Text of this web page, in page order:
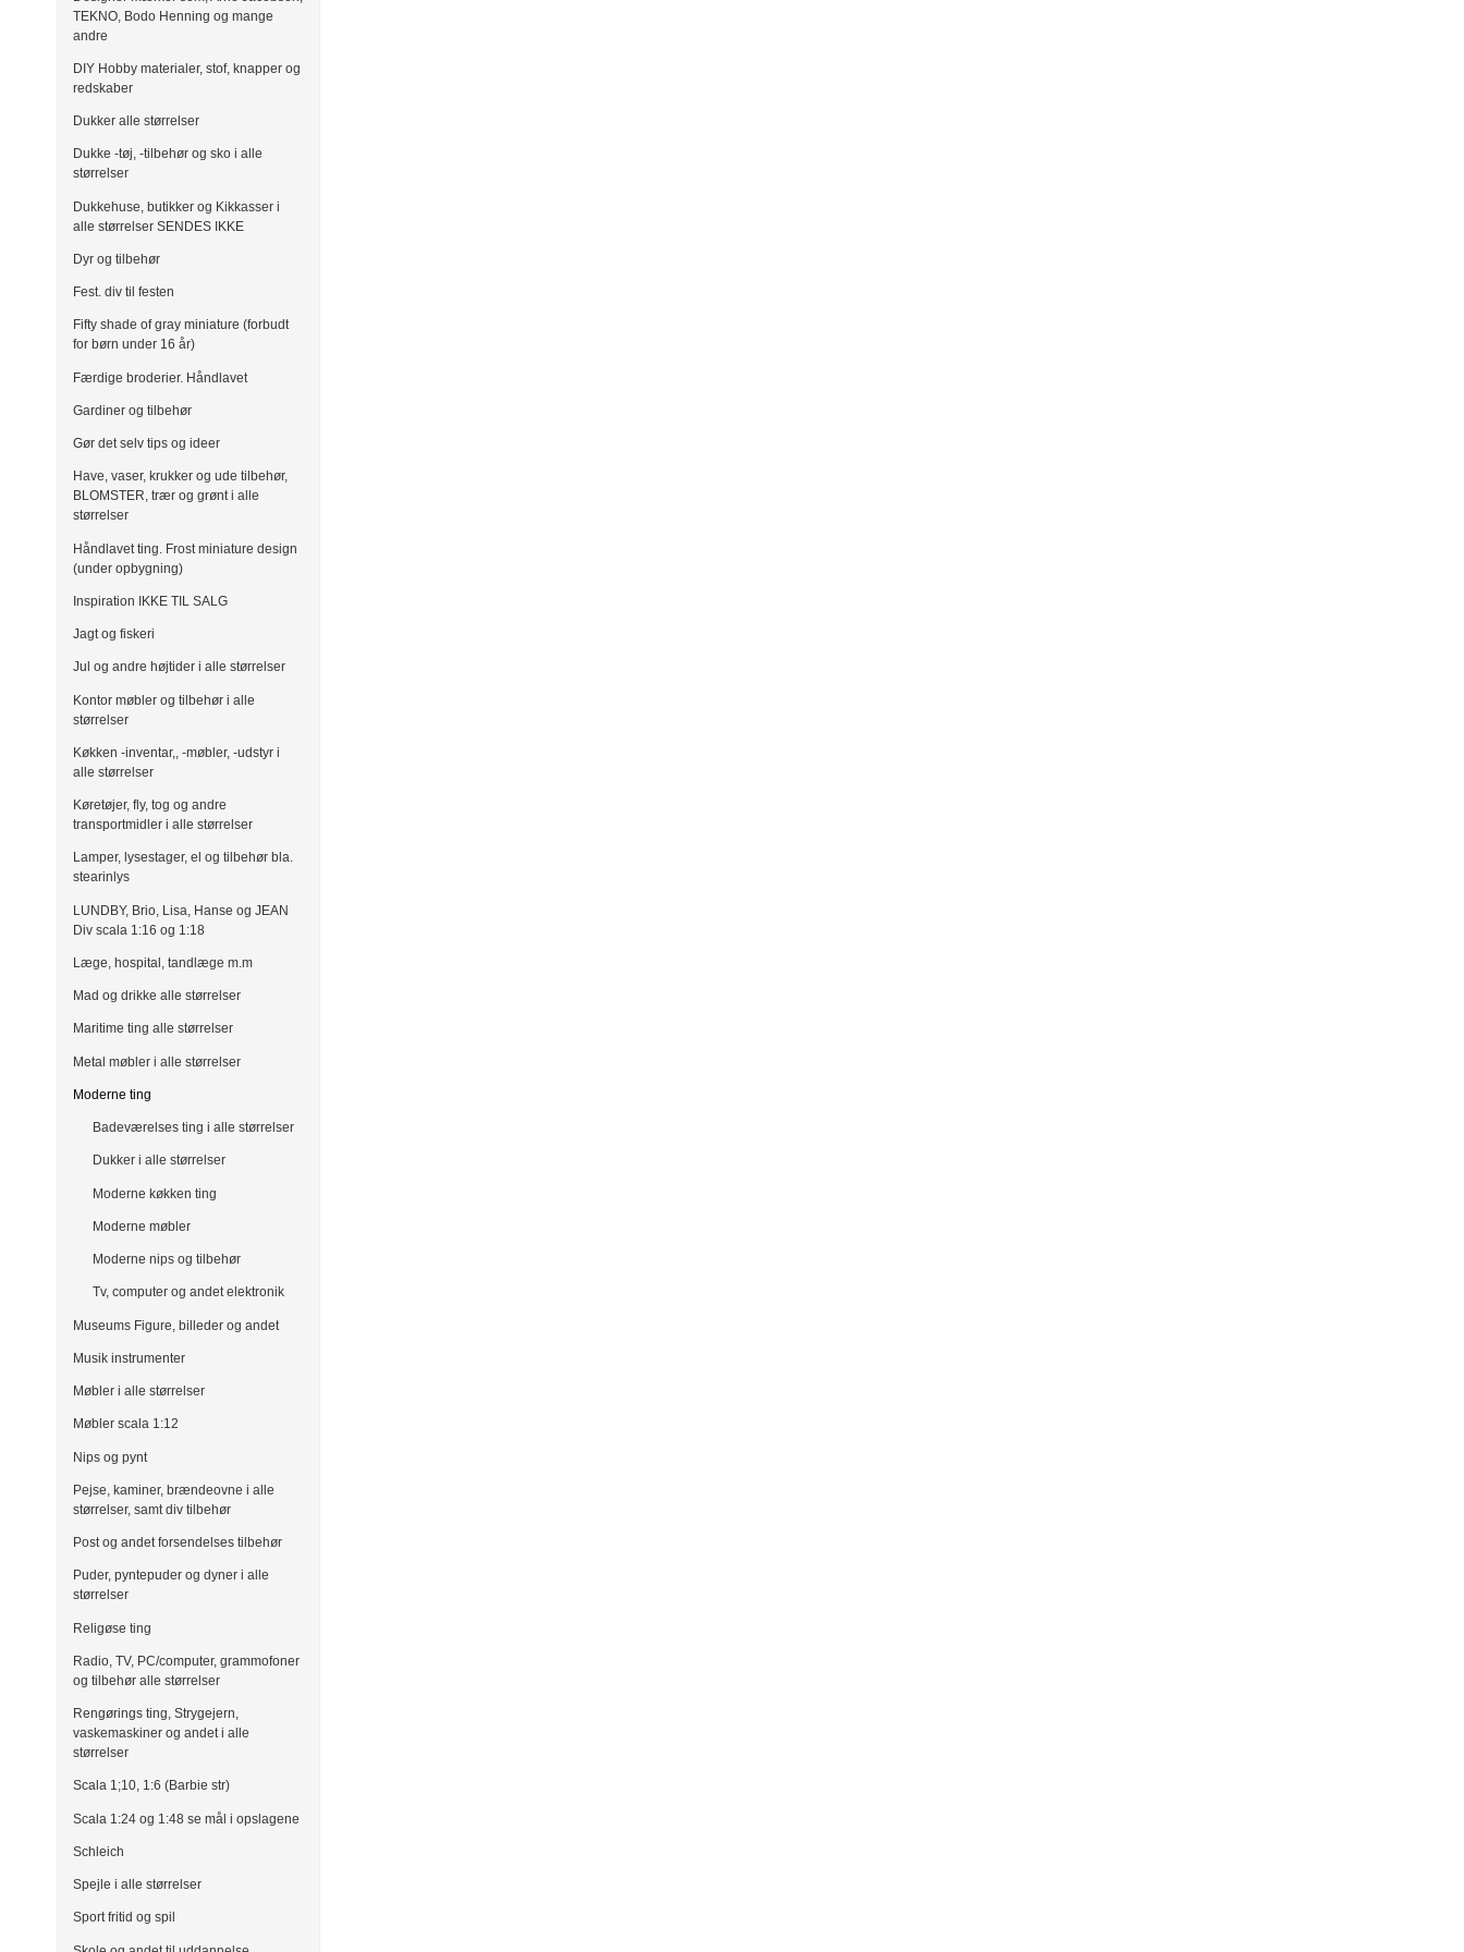
TEKNO, Bodo Henning og mange
andre
DIY Hobby materialer, stof, knapper og
redskaber
Dukker alle størrelser
Dukke -tøj, -tilbehør og sko i alle
størrelser
Dukkehuse, butikker og Kikkasser i
alle størrelser SENDES IKKE
Dyr og tilbehør
Fest. div til festen
Fifty shade of gray miniature (forbudt
for børn under 16 år)
Færdige broderier. Håndlavet
Gardiner og tilbehør
Gør det selv tips og ideer
Have, vaser, krukker og ude tilbehør,
BLOMSTER, trær og grønt i alle
størrelser
Håndlavet ting. Frost miniature design
(under opbygning)
Inspiration IKKE TIL SALG
Jagt og fiskeri
Jul og andre højtider i alle størrelser
Kontor møbler og tilbehør i alle
størrelser
Køkken -inventar,, -møbler, -udstyr i
alle størrelser
Køretøjer, fly, tog og andre
transportmidler i alle størrelser
Lamper, lysestager, el og tilbehør bla.
stearinlys
LUNDBY, Brio, Lisa, Hanse og JEAN
Div scala 1:16 og 1:18
Læge, hospital, tandlæge m.m
Mad og drikke alle størrelser
Maritime ting alle størrelser
Metal møbler i alle størrelser
Moderne ting
Badeværelses ting i alle størrelser
Dukker i alle størrelser
Moderne køkken ting
Moderne møbler
Moderne nips og tilbehør
Tv, computer og andet elektronik
Museums Figure, billeder og andet
Musik instrumenter
Møbler i alle størrelser
Møbler scala 1:12
Nips og pynt
Pejse, kaminer, brændeovne i alle
størrelser, samt div tilbehør
Post og andet forsendelses tilbehør
Puder, pyntepuder og dyner i alle
størrelser
Religøse ting
Radio, TV, PC/computer, grammofoner
og tilbehør alle størrelser
Rengørings ting, Strygejern,
vaskemaskiner og andet i alle
størrelser
Scala 1;10, 1:6 (Barbie str)
Scala 1:24 og 1:48 se mål i opslagene
Schleich
Spejle i alle størrelser
Sport fritid og spil